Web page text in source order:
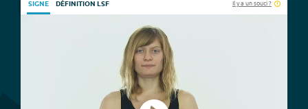
SIGNE DÉFINITION LSF Il y a un souci ?